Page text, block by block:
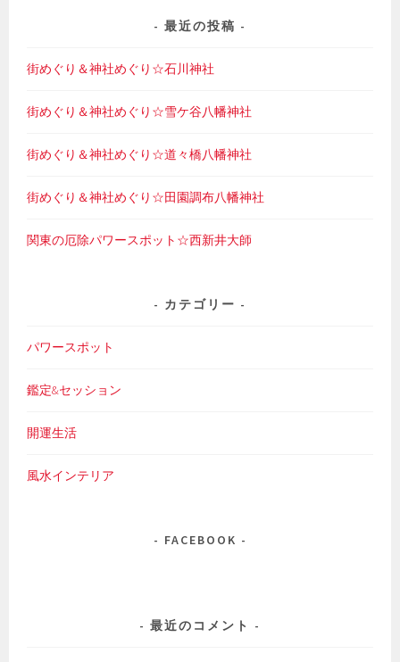
最近の投稿
街めぐり＆神社めぐり☆石川神社
街めぐり＆神社めぐり☆雪ケ谷八幡神社
街めぐり＆神社めぐり☆道々橋八幡神社
街めぐり＆神社めぐり☆田園調布八幡神社
関東の厄除パワースポット☆西新井大師
カテゴリー
パワースポット
鑑定&セッション
開運生活
風水インテリア
FACEBOOK
最近のコメント